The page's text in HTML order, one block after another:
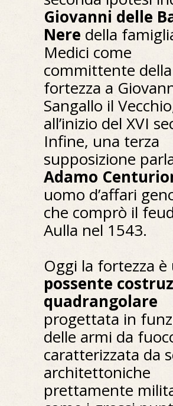
Giovanni delle
Nere della
Medici come
committente della
fortezza a
Sangallo il
all’inizio del XVI
Infine, una terza
supposizione
Adamo
uomo d’affari
che comprò il
Aulla nel 1543.
Oggi la fortezza è
possente
quadrangolare
progettata in
delle armi da
caratterizzata da
architettoniche
prettamente